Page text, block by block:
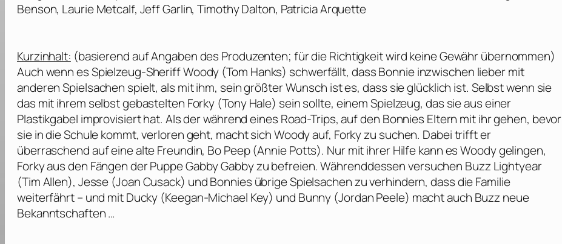
Benson, Laurie Metcalf, Jeff Garlin, Timothy Dalton, Patricia Arquette
Kurzinhalt: (basierend auf Angaben des Produzenten; für die Richtigkeit wird keine Gewähr übernommen)
Auch wenn es Spielzeug-Sheriff Woody (Tom Hanks) schwerfällt, dass Bonnie inzwischen lieber mit
anderen Spielsachen spielt, als mit ihm, sein größter Wunsch ist es, dass sie glücklich ist. Selbst wenn sie
das mit ihrem selbst gebastelten Forky (Tony Hale) sein sollte, einem Spielzeug, das sie aus einer
Plastikgabel improvisiert hat. Als der während eines Road-Trips, auf den Bonnies Eltern mit ihr gehen, bevor
sie in die Schule kommt, verloren geht, macht sich Woody auf, Forky zu suchen. Dabei trifft er
überraschend auf eine alte Freundin, Bo Peep (Annie Potts). Nur mit ihrer Hilfe kann es Woody gelingen,
Forky aus den Fängen der Puppe Gabby Gabby zu befreien. Währenddessen versuchen Buzz Lightyear
(Tim Allen), Jesse (Joan Cusack) und Bonnies übrige Spielsachen zu verhindern, dass die Familie
weiterfährt – und mit Ducky (Keegan-Michael Key) und Bunny (Jordan Peele) macht auch Buzz neue
Bekanntschaften …